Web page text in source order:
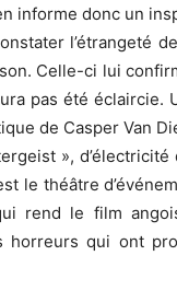
informe donc un
l’étrangeté
Celle-ci lui
pas été éclaircie.
de Casper Van
»,
le théâtre
rend le film
qui ont